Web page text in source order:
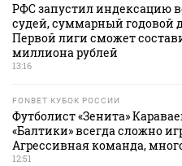
РФС запустил индексацию
судей, суммарный годовой
Первой лиги сможет
миллиона рублей
13:16
FONBET КУБОК РОССИИ
Футболист «Зенита»
«Балтики» всегда сложно
Агрессивная команда,
12:51